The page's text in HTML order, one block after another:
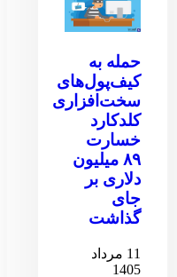
حمله به
کیف‌پول‌های
سخت‌افزاری
کلدکارد
خسارت
۸۹ میلیون
دلاری بر
جای
گذاشت
11 مرداد
1405